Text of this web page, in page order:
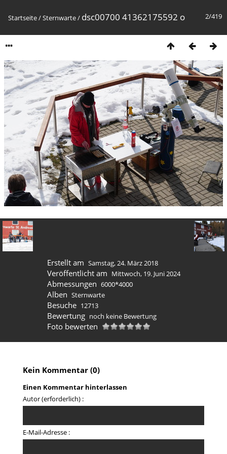
2/419
Startseite/Sternwarte/ dsc00700 41362175592 o
Erstellt am Samstag, 24. März 2018
Veröffentlicht am Mittwoch, 19. Juni 2024
Abmessungen 6000*4000
Alben Sternwarte
Besuche 12713
Bewertung noch keine Bewertung
Foto bewerten
Kein Kommentar (0)
Einen Kommentar hinterlassen
Autor (erforderlich) :
E-Mail-Adresse :